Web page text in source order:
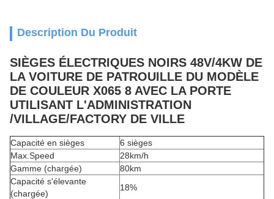
Description Du Produit
SIÈGES ÉLECTRIQUES NOIRS 48V/4KW DE
LA VOITURE DE PATROUILLE DU MODÈLE
DE COULEUR X065 8 AVEC LA PORTE
UTILISANT L'ADMINISTRATION
/VILLAGE/FACTORY DE VILLE
Capacité en sièges
6 sièges
Max.Speed
28km/h
Gamme (chargée)
80km
Capacité s'élevante
(chargée)
18%